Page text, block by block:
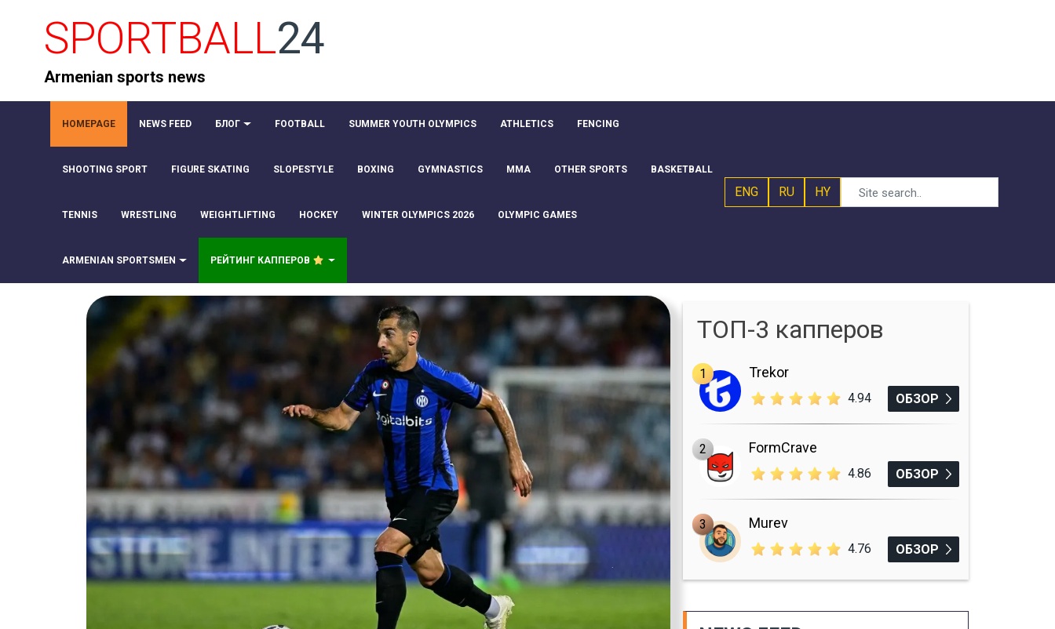
SPORTBALL24
Armenian sports news
HOMEPAGE NEWS FEED БЛОГ FOOTBALL SUMMER YOUTH OLYMPICS ATHLETICS FENCING
SHOOTING SPORT FIGURE SKATING SLOPESTYLE BOXING GYMNASTICS MMA OTHER SPORTS BASKETBALL
TENNIS WRESTLING WEIGHTLIFTING HOCKEY WINTER OLYMPICS 2026 OLYMPIC GAMES
ARMENIAN SPORTSMEN РЕЙТИНГ КАППЕРОВ
ENG RU HY
ТОП-3 капперов
1 Trekor
4.94 ОБЗОР
2 FormCrave
4.86 ОБЗОР
3 Murev
4.76 ОБЗОР